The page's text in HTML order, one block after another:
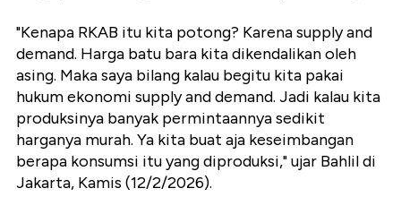
"Kenapa RKAB itu kita potong? Karena supply and
demand. Harga batu bara kita dikendalikan oleh
asing. Maka saya bilang kalau begitu kita pakai
hukum ekonomi supply and demand. Jadi kalau kita
produksinya banyak permintaannya sedikit
harganya murah. Ya kita buat aja keseimbangan
berapa konsumsi itu yang diproduksi," ujar Bahlil di
Jakarta, Kamis (12/2/2026).